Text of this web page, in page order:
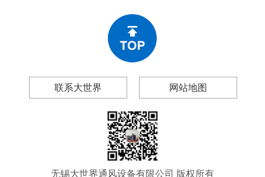
落绝非偶然现象。
联系大世界 网站地图
无锡大世界通风设备有限公司 版权所有